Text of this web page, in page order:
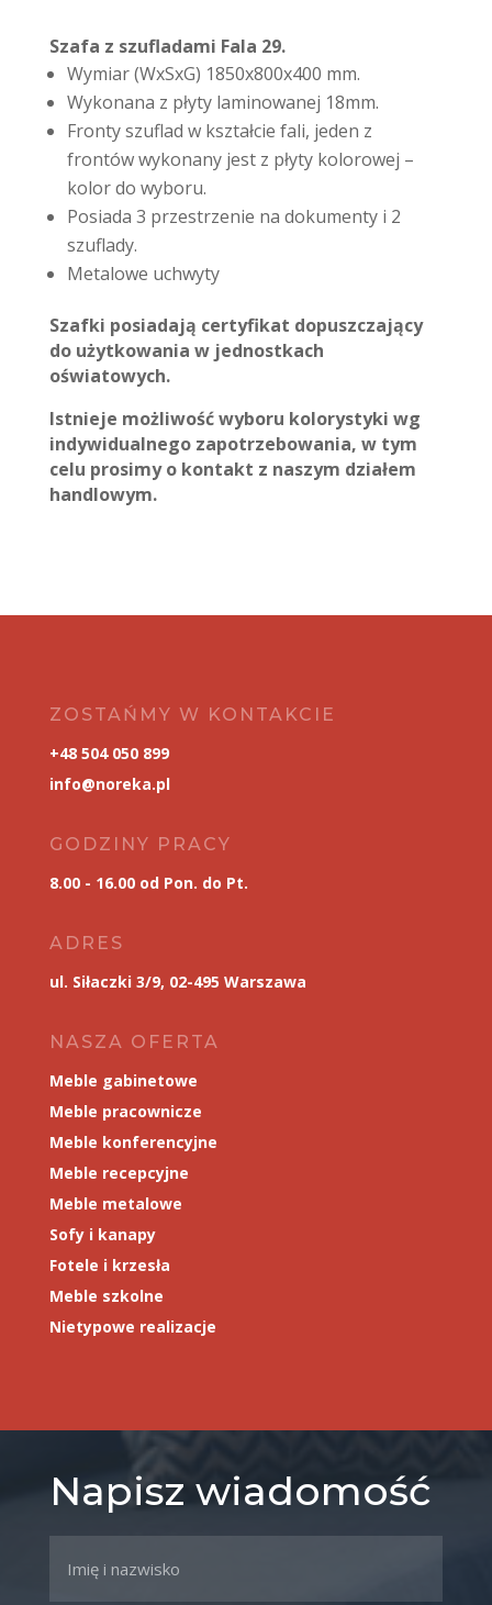
Szafa z szufladami Fala 29.
Wymiar (WxSxG) 1850x800x400 mm.
Wykonana z płyty laminowanej 18mm.
Fronty szuflad w kształcie fali, jeden z
frontów wykonany jest z płyty kolorowej –
kolor do wyboru.
Posiada 3 przestrzenie na dokumenty i 2
szuflady.
Metalowe uchwyty
Szafki posiadają certyfikat dopuszczający
do użytkowania w jednostkach
oświatowych.
Istnieje możliwość wyboru kolorystyki wg
indywidualnego zapotrzebowania, w tym
celu prosimy o kontakt z naszym działem
handlowym.
ZOSTAŃMY W KONTAKCIE
+48 504 050 899
info@noreka.pl
GODZINY PRACY
8.00 - 16.00 od Pon. do Pt.
ADRES
ul. Siłaczki 3/9, 02-495 Warszawa
NASZA OFERTA
Meble gabinetowe
Meble pracownicze
Meble konferencyjne
Meble recepcyjne
Meble metalowe
Sofy i kanapy
Fotele i krzesła
Meble szkolne
Nietypowe realizacje
Napisz wiadomość